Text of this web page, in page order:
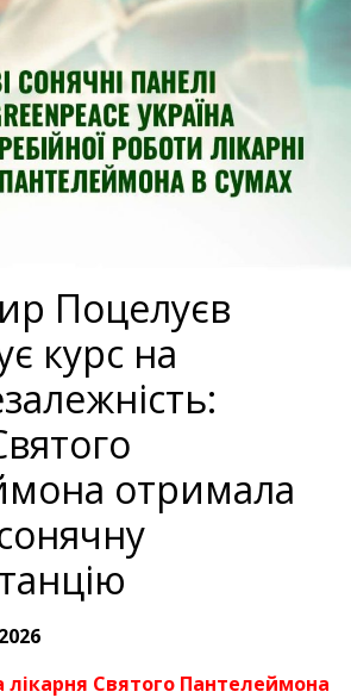
Поцелуєв
курс на
отримала
лікарня Святого Пантелеймона